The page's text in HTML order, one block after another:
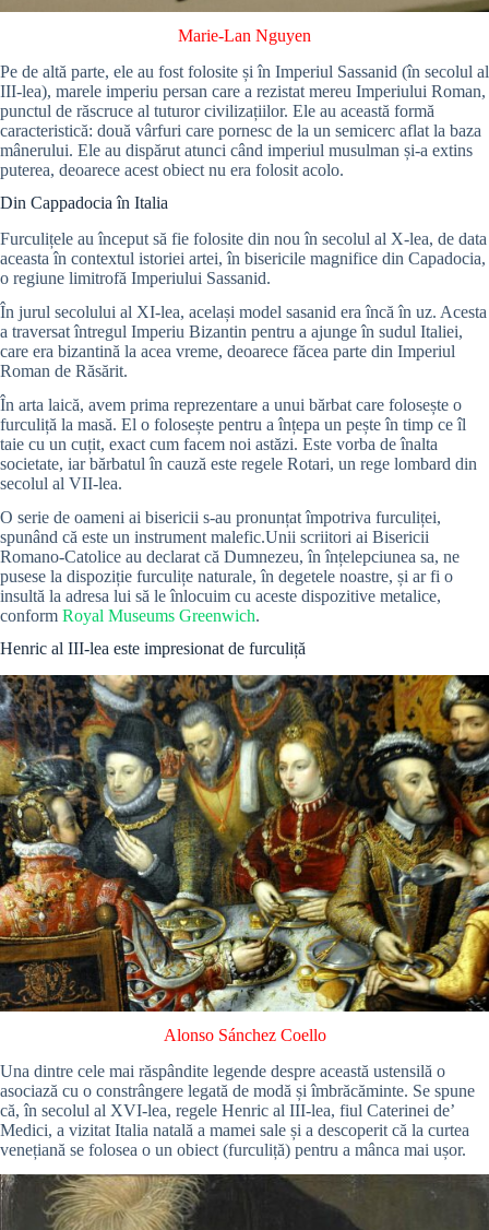
Marie-Lan Nguyen
Pe de altă parte, ele au fost folosite și în Imperiul Sassanid (în secolul al
III-lea), marele imperiu persan care a rezistat mereu Imperiului Roman,
punctul de răscruce al tuturor civilizațiilor. Ele au această formă
caracteristică: două vârfuri care pornesc de la un semicerc aflat la baza
mânerului. Ele au dispărut atunci când imperiul musulman și-a extins
puterea, deoarece acest obiect nu era folosit acolo.
Din Cappadocia în Italia
Furculițele au început să fie folosite din nou în secolul al X-lea, de data
aceasta în contextul istoriei artei, în bisericile magnifice din Capadocia,
o regiune limitrofă Imperiului Sassanid.
În jurul secolului al XI-lea, același model sasanid era încă în uz. Acesta
a traversat întregul Imperiu Bizantin pentru a ajunge în sudul Italiei,
care era bizantină la acea vreme, deoarece făcea parte din Imperiul
Roman de Răsărit.
În arta laică, avem prima reprezentare a unui bărbat care folosește o
furculiță la masă. El o folosește pentru a înțepa un pește în timp ce îl
taie cu un cuțit, exact cum facem noi astăzi. Este vorba de înalta
societate, iar bărbatul în cauză este regele Rotari, un rege lombard din
secolul al VII-lea.
O serie de oameni ai bisericii s-au pronunțat împotriva furculiței,
spunând că este un instrument malefic.Unii scriitori ai Bisericii
Romano-Catolice au declarat că Dumnezeu, în înțelepciunea sa, ne
pusese la dispoziție furculițe naturale, în degetele noastre, și ar fi o
insultă la adresa lui să le înlocuim cu aceste dispozitive metalice,
conform Royal Museums Greenwich.
Henric al III-lea este impresionat de furculiță
Alonso Sánchez Coello
Una dintre cele mai răspândite legende despre această ustensilă o
asociază cu o constrângere legată de modă și îmbrăcăminte. Se spune
că, în secolul al XVI-lea, regele Henric al III-lea, fiul Caterinei de’
Medici, a vizitat Italia natală a mamei sale și a descoperit că la curtea
venețiană se folosea o un obiect (furculiță) pentru a mânca mai ușor.